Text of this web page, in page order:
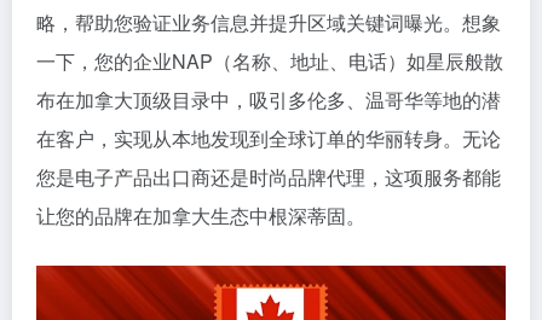
略，帮助您验证业务信息并提升区域关键词曝光。想象
一下，您的企业NAP（名称、地址、电话）如星辰般散
布在加拿大顶级目录中，吸引多伦多、温哥华等地的潜
在客户，实现从本地发现到全球订单的华丽转身。无论
您是电子产品出口商还是时尚品牌代理，这项服务都能
让您的品牌在加拿大生态中根深蒂固。